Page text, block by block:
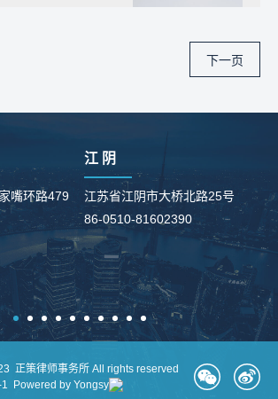
下一页
嘴环路479
江 阴
江苏省江阴市大桥北路25号
86-0510-81602390
正策律师事务所 All rights reserved
Powered by Yongsy